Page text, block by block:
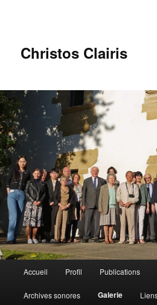
Christos Clairis
principal
Aller
au
Accueil Profil Publications
Archives sonores Galerie